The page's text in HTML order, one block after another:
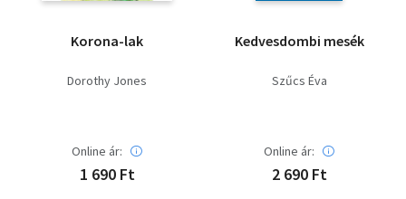
Korona-lak
Dorothy Jones
Online ár:
1 690 Ft
Kedvesdombi mesék
Szűcs Éva
Online ár:
2 690 Ft